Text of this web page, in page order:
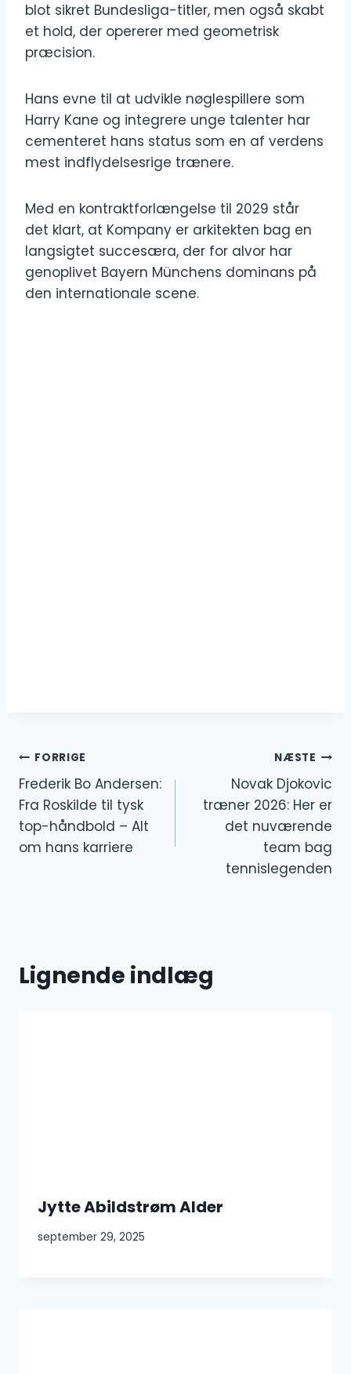
blot sikret Bundesliga-titler, men også skabt
et hold, der opererer med geometrisk
præcision.
Hans evne til at udvikle nøglespillere som
Harry Kane og integrere unge talenter har
cementeret hans status som en af verdens
mest indflydelsesrige trænere.
Med en kontraktforlængelse til 2029 står
det klart, at Kompany er arkitekten bag en
langsigtet succesæra, der for alvor har
genoplivet Bayern Münchens dominans på
den internationale scene.
Indlægsnavigation
FORRIGE
Frederik Bo Andersen:
Fra Roskilde til tysk
top-håndbold – Alt
om hans karriere
NÆSTE
Novak Djokovic
træner 2026: Her er
det nuværende
team bag
tennislegenden
Lignende indlæg
Jytte Abildstrøm Alder
september 29, 2025